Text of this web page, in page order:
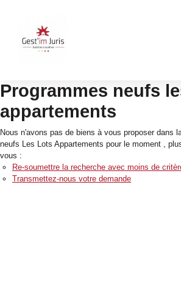
Programmes neufs
appartements
Nous n'avons pas de biens à vous proposer dans
neufs Les Lots Appartements pour le moment ,
vous :
Re-soumettre la recherche avec moins de
Transmettez-nous votre demande